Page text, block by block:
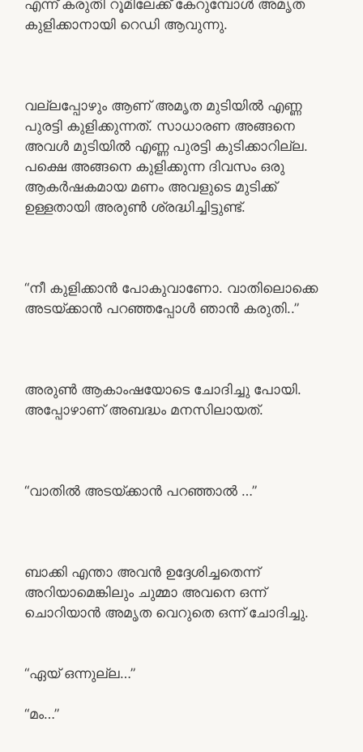
എന്ന് കരുതി റൂമിലേക്ക് കേറുമ്പോൾ അമൃത
കുളിക്കാനായി റെഡി ആവുന്നു.
വല്ലപ്പോഴും ആണ് അമൃത മുടിയിൽ എണ്ണ
പുരട്ടി കുളിക്കുന്നത്. സാധാരണ അങ്ങനെ
അവൾ മുടിയിൽ എണ്ണ പുരട്ടി കുടിക്കാറില്ല.
പക്ഷെ അങ്ങനെ കുളിക്കുന്ന ദിവസം ഒരു
ആകർഷകമായ മണം അവളുടെ മുടിക്ക്
ഉള്ളതായി അരുൺ ശ്രദ്ധിച്ചിട്ടുണ്ട്.
“നീ കുളിക്കാൻ പോകുവാണോ. വാതിലൊക്കെ
അടയ്ക്കാൻ പറഞ്ഞപ്പോൾ ഞാൻ കരുതി..”
അരുൺ ആകാംഷയോടെ ചോദിച്ചു പോയി.
അപ്പോഴാണ് അബദ്ധം മനസിലായത്.
“വാതിൽ അടയ്ക്കാൻ പറഞ്ഞാൽ …”
ബാക്കി എന്താ അവൻ ഉദ്ദേശിച്ചതെന്ന്
അറിയാമെങ്കിലും ചുമ്മാ അവനെ ഒന്ന്
ചൊറിയാൻ അമൃത വെറുതെ ഒന്ന് ചോദിച്ചു.
“ഏയ്‌ ഒന്നുല്ല…”
“മം…”